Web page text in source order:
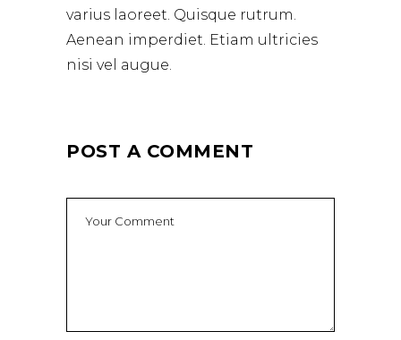
varius laoreet. Quisque rutrum.
Aenean imperdiet. Etiam ultricies
nisi vel augue.
POST A COMMENT